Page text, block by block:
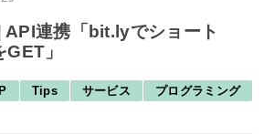
API連携「bit.lyでショート
」
Tips サービス プログラミング